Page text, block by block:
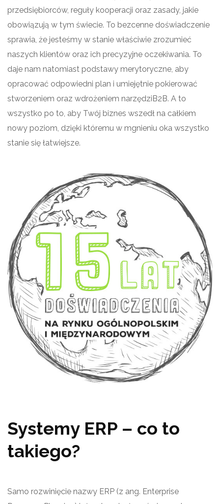
przedsiębiorców, reguły kooperacji oraz zasady, jakie
obowiązują w tym świecie. To bezcenne doświadczenie
sprawia, że jesteśmy w stanie właściwie zrozumieć
naszych klientów oraz ich precyzyjne oczekiwania. To
daje nam natomiast podstawy merytoryczne, aby
opracować odpowiedni plan i umiejętnie pokierować
stworzeniem oraz wdrożeniem narzędziB2B. A to
wszystko po to, aby Twój biznes wszedł na całkiem
nowy poziom, dzięki któremu w mgnieniu oka wszystko
stanie się łatwiejsze.
Systemy ERP – co to
takiego?
Samo rozwinięcie nazwy ERP (z ang. Enterprise